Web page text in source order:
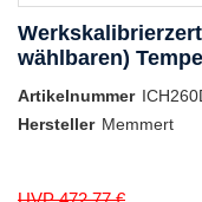
wählbaren)
Artikelnummer
Hersteller Memmert